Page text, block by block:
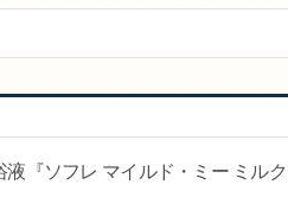
『ソフレ マイルド・ミー ミルク